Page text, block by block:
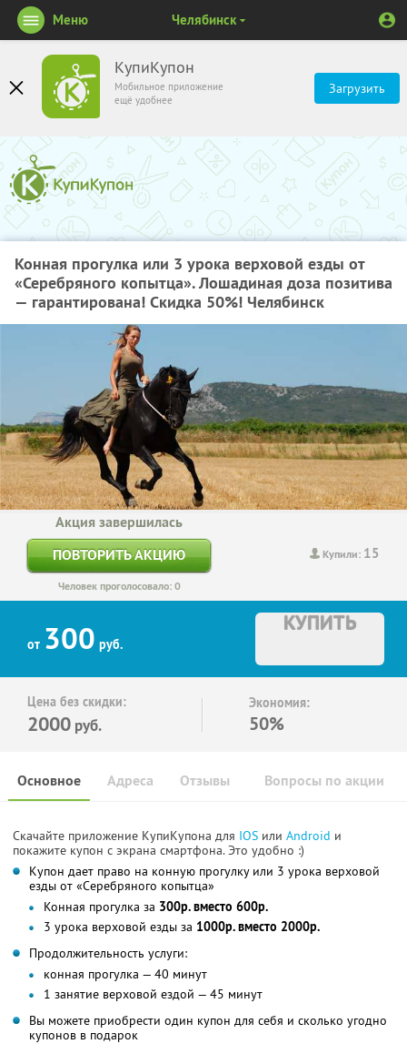
КупиКупон
Мобильное приложение
ещё удобнее
Загрузить
Меню Челябинск
Конная прогулка или 3 урока верховой езды от
«Серебряного копытца». Лошадиная доза позитива
— гарантирована! Скидка 50%! Челябинск
Купили: 15
Акция завершилась
ПОВТОРИТЬ АКЦИЮ
Человек проголосовало: 0
от 300 руб.
КУПИТЬ
Цена без скидки:
2000 руб.
Экономия:
50%
Основное Отзывы Вопросы по акции
Адреса
Скачайте приложение КупиКупона для IOS или Android и
покажите купон с экрана смартфона. Это удобно :)
Купон дает право на конную прогулку или 3 урока верховой
езды от «Серебряного копытца»
Конная прогулка за 300р. вместо 600р.
3 урока верховой езды за 1000р. вместо 2000р.
Продолжительность услуги:
конная прогулка — 40 минут
1 занятие верховой ездой — 45 минут
Вы можете приобрести один купон для себя и сколько угодно
купонов в подарок